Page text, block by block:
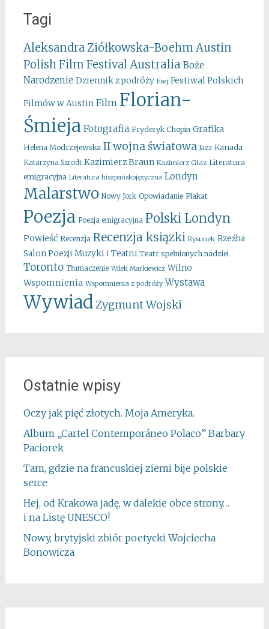
Tagi
Aleksandra Ziółkowska-Boehm Austin
Polish Film FestivalAustralia Boże
Narodzenie Dziennik z podróży Esej Festiwal Polskich
Filmów w Austin Film Florian-
Śmieja Fotografia Fryderyk Chopin Grafika
Helena Modrzejewska II wojna światowa Jazz Kanada
Katarzyna Szrodt Kazimierz Braun Kazimierz Głaz Literatura
emigracyjna Literatura hiszpańskojęzyczna Londyn
Malarstwo Nowy Jork Opowiadanie Plakat
Poezja Poezja emigracyjna Polski Londyn
Powieść Recenzja Recenzja ksiązki Rysunek Rzeźba
Salon Poezji Muzyki i Teatru Teatr spełnionych nadziei
Toronto Tłumaczenie Wilek Markiewicz Wilno
Wspomnienia Wspomnienia z podróży Wystawa
WywiadZygmunt Wojski
Ostatnie wpisy
Oczy jak pięć złotych. Moja Ameryka.
Album „Cartel Contemporáneo Polaco” Barbary
Paciorek
Tam, gdzie na francuskiej ziemi bije polskie
serce
Hej, od Krakowa jadę, w dalekie obce strony…
i na Listę UNESCO!
Nowy, brytyjski zbiór poetycki Wojciecha
Bonowicza